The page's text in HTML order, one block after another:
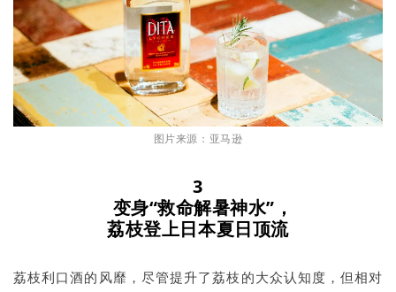
图片来源：亚马逊
3
变身“救命解暑神水”，
荔枝登上日本夏日顶流
荔枝利口酒的风靡，尽管提升了荔枝的大众认知度，但相对